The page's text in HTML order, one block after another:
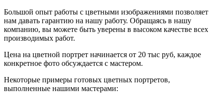
Большой опыт работы с цветными изображениями позволяет
нам давать гарантию на нашу работу. Обращаясь в нашу
компанию, вы можете быть уверены в высоком качестве всех
производимых работ.
Цена на цветной портрет начинается от 20 тыс руб, каждое
конкретное фото обсуждается с мастером.
Некоторые примеры готовых цветных портретов,
выполненные нашими мастерами: